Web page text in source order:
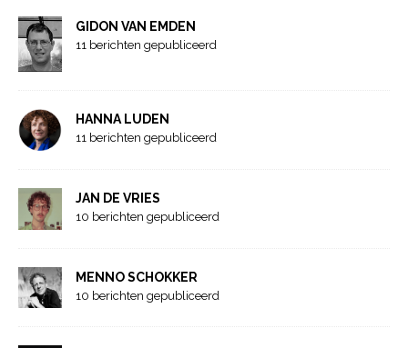
GIDON VAN EMDEN
11 berichten gepubliceerd
HANNA LUDEN
11 berichten gepubliceerd
JAN DE VRIES
10 berichten gepubliceerd
MENNO SCHOKKER
10 berichten gepubliceerd